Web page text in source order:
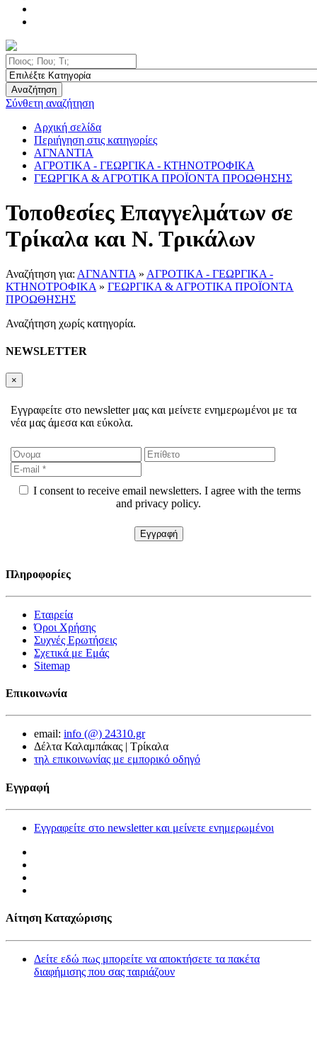
Αναζήτηση
Σύνθετη αναζήτηση
Αρχική σελίδα
Περιήγηση στις κατηγορίες
ΑΓΝΑΝΤΙΑ
ΑΓΡΟΤΙΚΑ - ΓΕΩΡΓΙΚΑ - ΚΤΗΝΟΤΡΟΦΙΚΑ
ΓΕΩΡΓΙΚΑ & ΑΓΡΟΤΙΚΑ ΠΡΟΪΟΝΤΑ ΠΡΟΩΘΗΣΗΣ
Τοποθεσίες Επαγγελμάτων σε
Τρίκαλα και Ν. Τρικάλων
Αναζήτηση για: ΑΓΝΑΝΤΙΑ » ΑΓΡΟΤΙΚΑ - ΓΕΩΡΓΙΚΑ -
ΚΤΗΝΟΤΡΟΦΙΚΑ » ΓΕΩΡΓΙΚΑ & ΑΓΡΟΤΙΚΑ ΠΡΟΪΟΝΤΑ
ΠΡΟΩΘΗΣΗΣ
Αναζήτηση χωρίς κατηγορία.
NEWSLETTER
×
Εγγραφείτε στο newsletter μας και μείνετε ενημερωμένοι με τα
νέα μας άμεσα και εύκολα.
I consent to receive email newsletters. I agree with the terms
and privacy policy.
Πληροφορίες
Εταιρεία
Όροι Χρήσης
Συχνές Ερωτήσεις
Σχετικά με Εμάς
Sitemap
Επικοινωνία
email: info (@) 24310.gr
Δέλτα Καλαμπάκας | Τρίκαλα
τηλ επικοινωνίας με εμπορικό οδηγό
Εγγραφή
Εγγραφείτε στο newsletter και μείνετε ενημερωμένοι
Αίτηση Καταχώρισης
Δείτε εδώ πως μπορείτε να αποκτήσετε τα πακέτα
διαφήμισης που σας ταιριάζουν